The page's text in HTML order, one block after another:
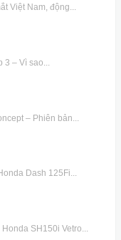
Việt Nam, động...
3 – Vì sao...
– Phiên bản...
Dash 125Fi...
SH150i Vetro...